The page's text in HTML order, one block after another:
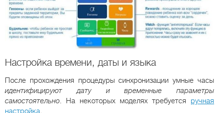
Настройка времени, даты и языка
После прохождения процедуры синхронизации умные часы
идентифицируют дату и временные параметры
самостоятельно. На некоторых моделях требуется ручная
настройка.